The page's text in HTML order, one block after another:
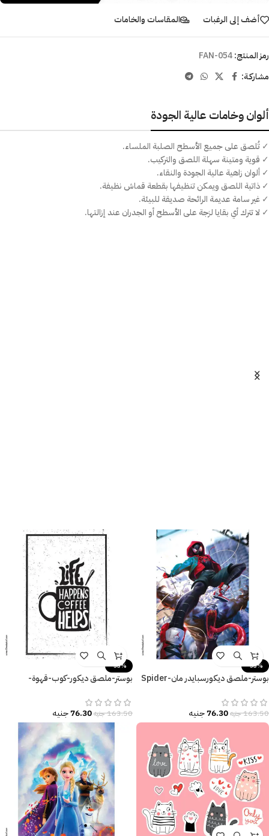
أضف إلى الرغبات المقاسات والخامات
رمز المنتج:FAN-054
مشاركـة:
ألوان وخامات عالية الجودة
✓ تُلصق على جميع الأسطح الصلبة الملساء.
✓ قوية ومتينة سهلة اللصق والتركيب.
✓ ألوان زاهية عالية الجودة والنقاء.
✓ ذاتية اللصق ويمكن تنظيفها بقطعة قماش نظيفة.
✓ غير سامة عديمة الرائحة صديقة للبيئة.
✓ لا تترك أي بقايا لزجة على الأسطح أو الجدران عند إزالتها.
-53%
بوستر-ملصق ديكورسبايدر مان-Spider
163.50جنيه76.30جنيه
-53%
بوستر-ملصق ديكور-كوب-قهوة-
163.50جنيه76.30جنيه